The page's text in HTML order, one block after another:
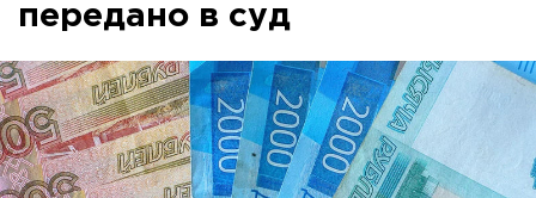
передано в суд